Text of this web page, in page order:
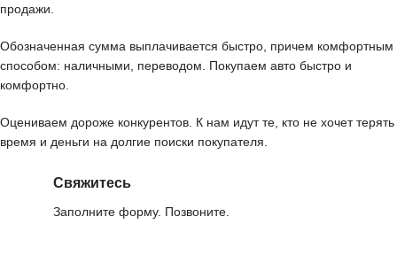
продажи.
Обозначенная сумма выплачивается быстро, причем комфортным
способом: наличными, переводом. Покупаем авто быстро и
комфортно.
Оцениваем дороже конкурентов. К нам идут те, кто не хочет терять
время и деньги на долгие поиски покупателя.
Свяжитесь
Заполните форму. Позвоните.